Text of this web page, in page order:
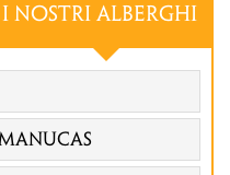
I NOSTRI ALBERGHI